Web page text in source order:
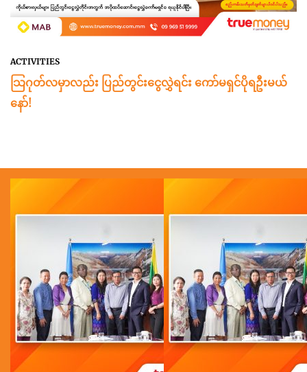
ACTIVITIES
သြဂုတ်လမှာလည်း ပြည်တွင်းငွေလွှဲရင်း ကော်မရှင်ပိုရဦးမယ်
နော်!